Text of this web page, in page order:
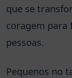
que se
coragem para
pessoas.
Pequenos no